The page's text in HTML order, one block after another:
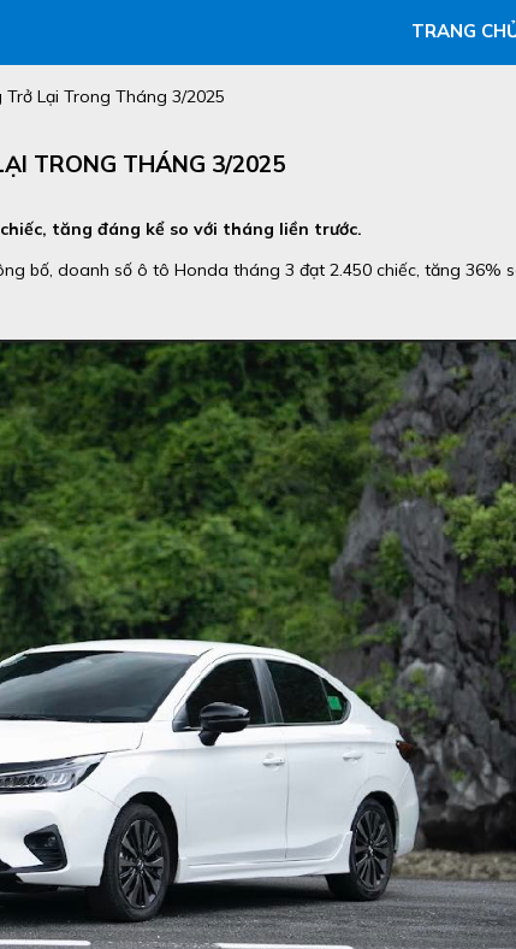
TRANG
Lại Trong Tháng 3/2025
TRONG THÁNG 3/2025
tăng đáng kể so với tháng liền trước.
bố, doanh số ô tô Honda tháng 3 đạt 2.450 chiếc, tăng 36%